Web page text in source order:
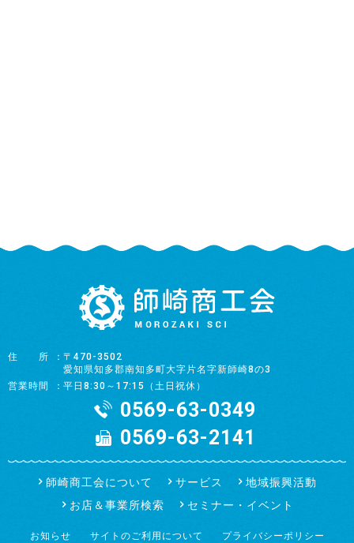
住所
〒470-3502
愛知県知多郡南知多町大字片名字新師崎8の3
営業時間
平日8:30～17:15（土日祝休）
0569-63-0349
0569-63-2141
師崎商工会について サービス
地域振興活動
お店＆事業所検索
セミナー・イベント
お知らせ サイトのご利用について プライバシーポリシー